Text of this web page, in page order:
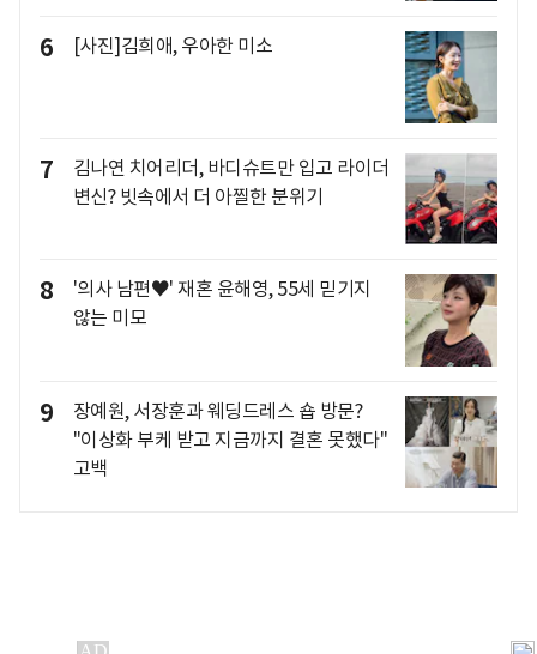
6 [사진]김희애, 우아한 미소
7
김나연 치어리더, 바디슈트만 입고 라이더
변신? 빗속에서 더 아찔한 분위기
8
'의사 남편♥' 재혼 윤해영, 55세 믿기지
않는 미모
9
장예원, 서장훈과 웨딩드레스 숍 방문?
"이상화 부케 받고 지금까지 결혼 못했다"
고백